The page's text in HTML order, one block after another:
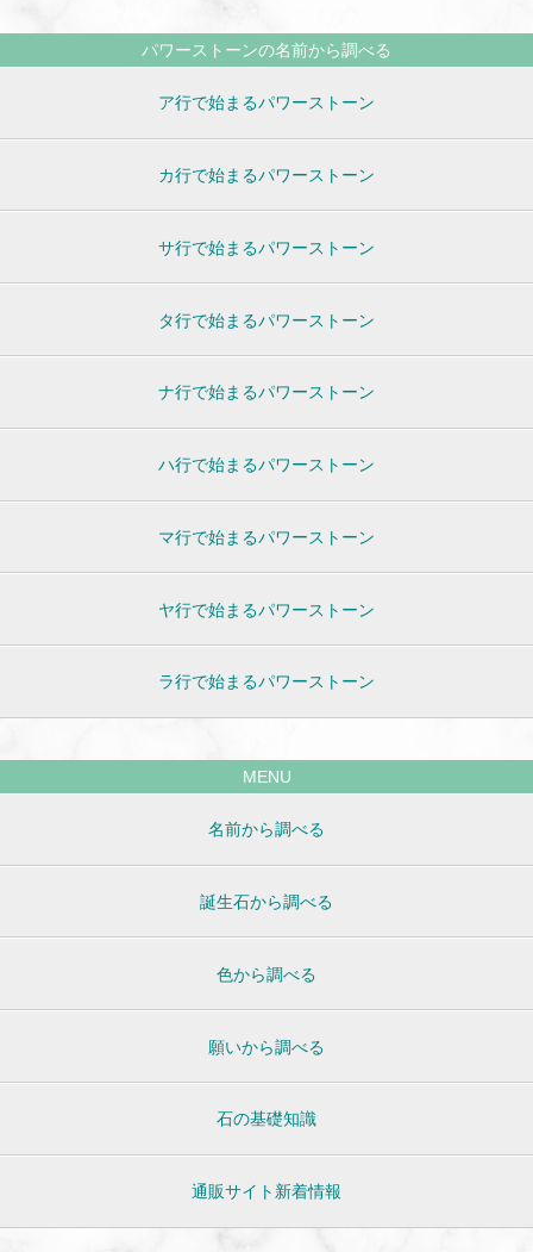
パワーストーンの名前から調べる
ア行で始まるパワーストーン
カ行で始まるパワーストーン
サ行で始まるパワーストーン
タ行で始まるパワーストーン
ナ行で始まるパワーストーン
ハ行で始まるパワーストーン
マ行で始まるパワーストーン
ヤ行で始まるパワーストーン
ラ行で始まるパワーストーン
MENU
名前から調べる
誕生石から調べる
色から調べる
願いから調べる
石の基礎知識
通販サイト新着情報